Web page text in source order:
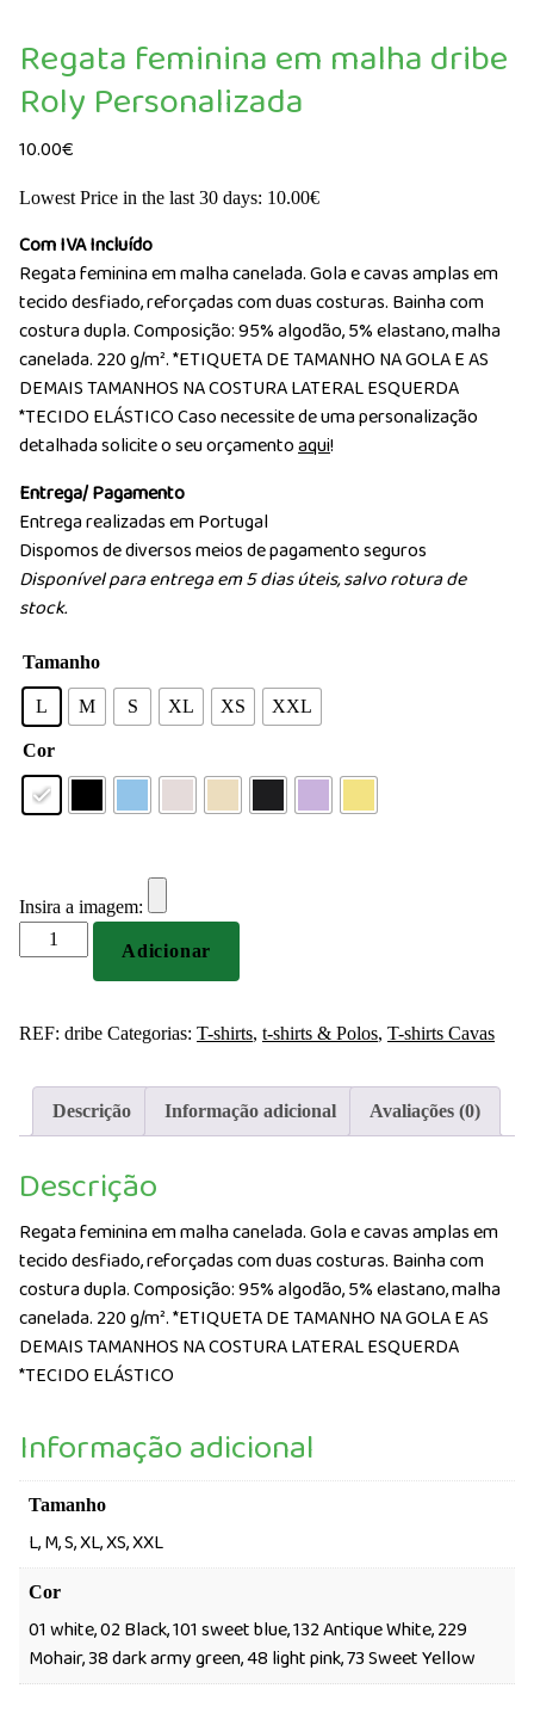
Regata feminina em malha dribe
Roly Personalizada
10.00€
Lowest Price in the last 30 days: 10.00€
Com IVA Incluído
Regata feminina em malha canelada. Gola e cavas amplas em
tecido desfiado, reforçadas com duas costuras. Bainha com
costura dupla.Composição: 95% algodão, 5% elastano, malha
canelada. 220 g/m².*ETIQUETA DE TAMANHO NA GOLA E AS
DEMAIS TAMANHOS NA COSTURA LATERAL ESQUERDA
*TECIDO ELÁSTICOCaso necessite de uma personalização
detalhada solicite o seu orçamentoaqui!
Entrega/ Pagamento
Entrega realizadas em Portugal
Dispomos de diversos meios de pagamento seguros
Disponível para entrega em 5 dias úteis, salvo rotura de
stock.
Tamanho
L M S XL XS XXL
Cor
Insira a imagem:
Quantidade
de
dribe
Roly
Adicionar
REF: dribe Categorias: T-shirts, t-shirts & Polos, T-shirts Cavas
Descrição Informação adicional Avaliações (0)
Descrição
Regata feminina em malha canelada. Gola e cavas amplas em
tecido desfiado, reforçadas com duas costuras. Bainha com
costura dupla.Composição: 95% algodão, 5% elastano, malha
canelada. 220 g/m².*ETIQUETA DE TAMANHO NA GOLA E AS
DEMAIS TAMANHOS NA COSTURA LATERAL ESQUERDA
*TECIDO ELÁSTICO
Informação adicional
Tamanho
L, M, S, XL, XS, XXL
Cor
01 white, 02 Black, 101 sweet blue, 132 Antique White, 229
Mohair, 38 dark army green, 48 light pink, 73 Sweet Yellow